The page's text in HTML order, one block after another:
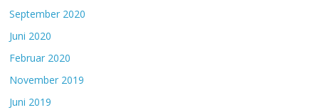
September 2020
Juni 2020
Februar 2020
November 2019
Juni 2019